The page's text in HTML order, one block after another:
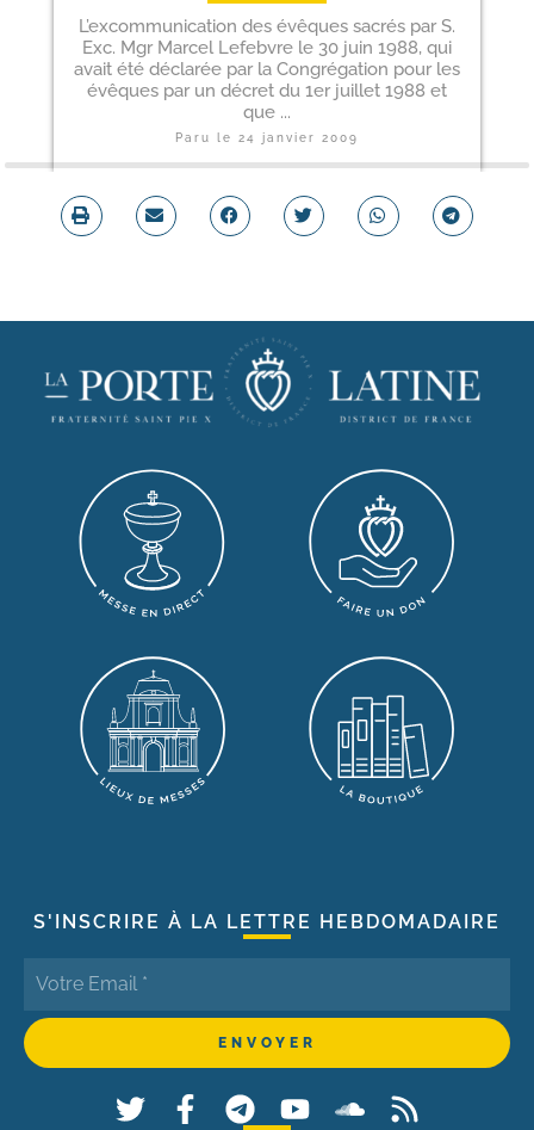
L’excommunication des évêques sacrés par S.
Exc. Mgr Marcel Lefebvre le 30 juin 1988, qui
avait été déclarée par la Congrégation pour les
évêques par un décret du 1er juillet 1988 et
que ...
Paru le 24 janvier 2009
S'INSCRIRE À LA LETTRE HEBDOMADAIRE